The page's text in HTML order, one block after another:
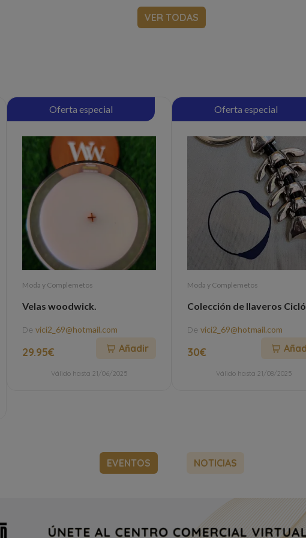
VER TODAS
Oferta especial
Moda y Complemetos
Velas woodwick.
De vici2_69@hotmail.com
29.95€ Añadir
Válido hasta 21/06/2025
Oferta especial
Moda y Complemetos
Colección de llaveros
De vici2_69@hotmail.com
30€
Válido hasta 21/08/2025
EVENTOS NOTICIAS